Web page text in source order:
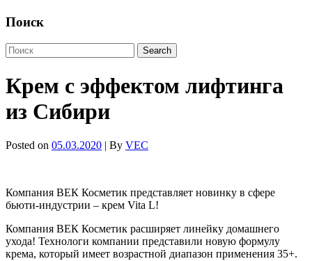
Поиск
Крем с эффектом лифтинга
из Сибири
Posted on 05.03.2020 | By VEC
Компания ВЕК Косметик представляет новинку в сфере
бьюти-индустрии – крем Vita L!
Компания ВЕК Косметик расширяет линейку домашнего
ухода! Технологи компании представили новую формулу
крема, который имеет возрастной диапазон применения 35+.